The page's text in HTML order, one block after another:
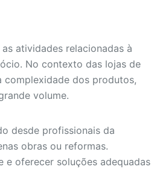
atividades relacionadas à
No contexto das lojas de
complexidade dos produtos,
volume.
desde profissionais da
obras ou reformas.
e oferecer soluções adequadas